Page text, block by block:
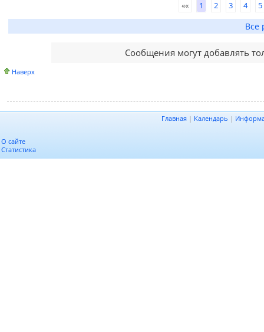
«« 1 2 3 4 5
Все
Сообщения могут добавлять
Наверх
Главная | Календарь |
О сайте
Статистика